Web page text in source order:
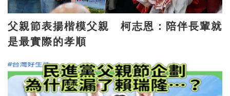
父親節表揚楷模父親 柯志恩：陪伴長輩就
是最實際的孝順